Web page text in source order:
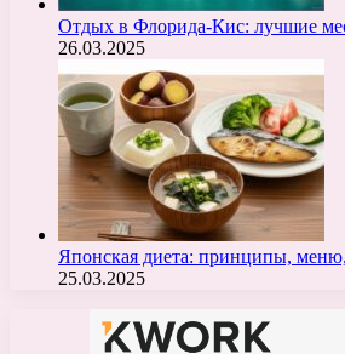
Отдых в Флорида-Кис: лучшие
26.03.2025
Японская диета: принципы, меню,
25.03.2025